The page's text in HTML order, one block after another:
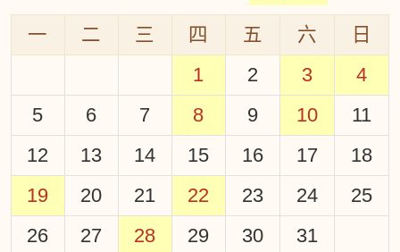
一 二 三 四 五 六
日
1
2 3
4
5
6 7 8 9 10
11
12
13 14 15 16 17
18
19
20 21 22 23 24
25
26
27 28 29 30 31